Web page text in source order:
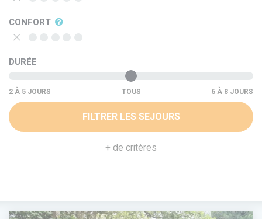
CONFORT
DURÉE
TOUS
FILTRER LES SEJOURS
+ de critères